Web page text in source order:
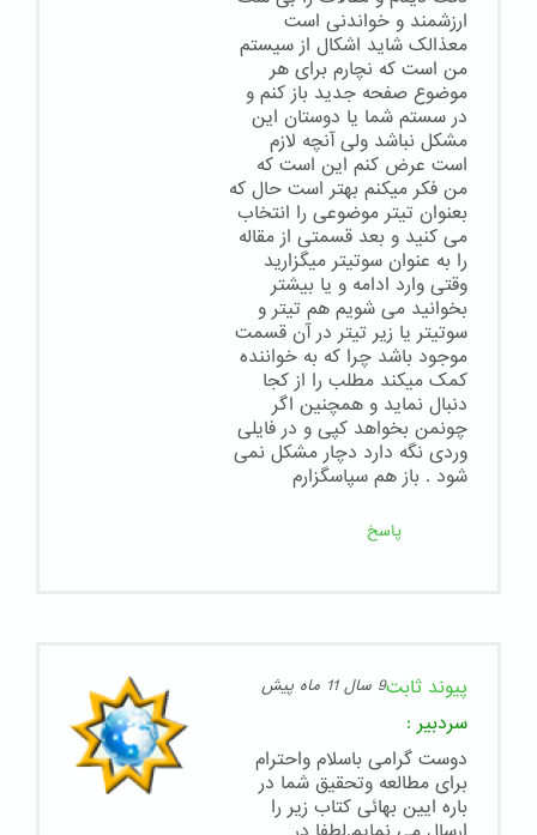
ارزشمند و خواندنی است
معذالک شاید اشکال از سیستم
من است که نچارم برای هر
موضوع صفحه جدید باز کنم و
در سستم شما یا دوستان این
مشکل نباشد ولی آنچه لازم
است عرض کنم این است که
من فکر میکنم بهتر است حال که
بعنوان تیتر موضوعی را انتخاب
می کنید و بعد قسمتی از مقاله
را به عنوان سوتیتر میگزارید
وقتی وارد ادامه و یا بیشتر
بخوانید می شویم هم تیتر و
سوتیتر یا زیر تیتر در آن قسمت
موجود باشد چرا که به خواننده
کمک میکند مطلب را از کجا
دنبال نماید و همچنین اگر
چونمن بخواهد کپی و در فایلی
وردی نگه دارد دچار مشکل نمی
شود . باز هم سپاسگزارم
پاسخ
پیوند ثابت9 سال 11 ماه پیش
سردبیر :
دوست گرامی باسلام واحترام
برای مطالعه وتحقیق شما در
باره ایین بهائی کتاب زیر را